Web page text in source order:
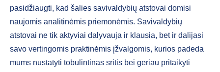
pasidžiaugti, kad šalies savivaldybių atstovai domisi
naujomis analitinėmis priemonėmis. Savivaldybių
atstovai ne tik aktyviai dalyvauja ir klausia, bet ir dalijasi
savo vertingomis praktinėmis įžvalgomis, kurios padeda
mums nustatyti tobulintinas sritis bei geriau pritaikyti